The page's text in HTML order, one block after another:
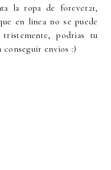
la ropa de forever21,
en linea no se puede
podrias tu
conseguir envios :)